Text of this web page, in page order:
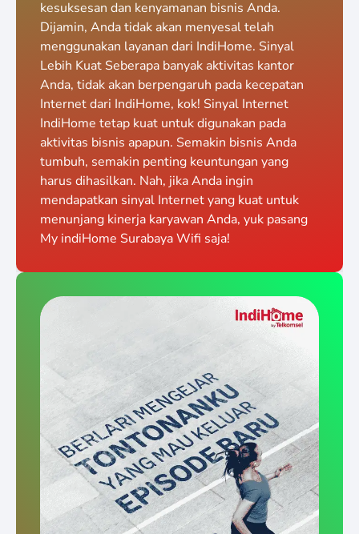
kesuksesan dan kenyamanan bisnis Anda.
Dijamin, Anda tidak akan menyesal telah
menggunakan layanan dari IndiHome. Sinyal
Lebih Kuat Seberapa banyak aktivitas kantor
Anda, tidak akan berpengaruh pada kecepatan
Internet dari IndiHome, kok! Sinyal Internet
IndiHome tetap kuat untuk digunakan pada
aktivitas bisnis apapun. Semakin bisnis Anda
tumbuh, semakin penting keuntungan yang
harus dihasilkan. Nah, jika Anda ingin
mendapatkan sinyal Internet yang kuat untuk
menunjang kinerja karyawan Anda, yuk pasang
My indiHome Surabaya Wifi saja!